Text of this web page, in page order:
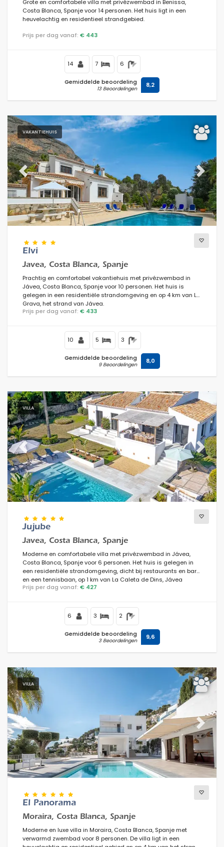
Grote en comfortabele villa met privézwembad in Benissa,
Costa Blanca, Spanje voor 14 personen. Het huis ligt in een
heuvelachtig en residentieel strandgebied.
Prijs per dag vanaf: € 443
14 7 6
Gemiddelde beoordeling
13 Beoordelingen 8,2
VAKANTIEHUIS
Previous Next
Elvi
Javea, Costa Blanca, Spanje
Prachtig en comfortabel vakantiehuis met privézwembad in
Jávea, Costa Blanca, Spanje voor 10 personen. Het huis is
gelegen in een residentiële strandomgeving en op 4 km van La
Grava, het strand van Jávea.
Prijs per dag vanaf: € 433
10 5 3
Gemiddelde beoordeling
9 Beoordelingen 8,0
VILLA
Previous Next
Jujube
Javea, Costa Blanca, Spanje
Moderne en comfortabele villa met privézwembad in Jávea,
Costa Blanca, Spanje voor 6 personen. Het huis is gelegen in
een residentiële strandomgeving, dicht bij restaurants en bars
en een tennisbaan, op 1 km van La Caleta de Dins, Jávea
strand en op 1 km van Mediterráneo, Jávea.
Prijs per dag vanaf: € 427
6 3 2
Gemiddelde beoordeling
3 Beoordelingen 9,6
VILLA
Previous Next
El Panorama
Moraira, Costa Blanca, Spanje
Moderne en luxe villa in Moraira, Costa Blanca, Spanje met
verwarmd zwembad voor 8 personen. De villa ligt in een